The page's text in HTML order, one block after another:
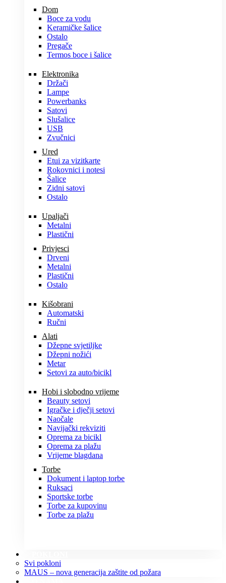
Dom
Boce za vodu
Keramičke šalice
Ostalo
Pregače
Termos boce i šalice
Elektronika
Držači
Lampe
Powerbanks
Satovi
Slušalice
USB
Zvučnici
Ured
Etui za vizitkarte
Rokovnici i notesi
Šalice
Zidni satovi
Ostalo
Upaljači
Metalni
Plastični
Privjesci
Drveni
Metalni
Plastični
Ostalo
Kišobrani
Automatski
Ručni
Alati
Džepne svjetiljke
Džepni nožići
Metar
Setovi za auto/bicikl
Hobi i slobodno vrijeme
Beauty setovi
Igračke i dječji setovi
Naočale
Navijački rekviziti
Oprema za bicikl
Oprema za plažu
Vrijeme blagdana
Torbe
Dokument i laptop torbe
Ruksaci
Sportske torbe
Torbe za kupovinu
Torbe za plažu
Svi pokloni
MAUS – nova generacija zaštite od požara